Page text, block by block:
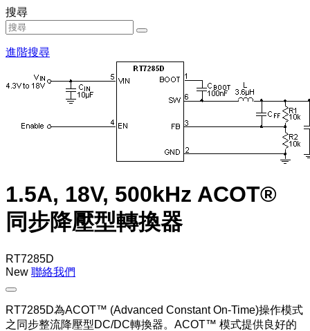
搜尋
進階搜尋
1.5A, 18V, 500kHz ACOT®
同步降壓型轉換器
RT7285D
New 聯絡我們
RT7285D為ACOT™ (Advanced Constant On-Time)操作模式
之同步整流降壓型DC/DC轉換器。ACOT™ 模式提供良好的